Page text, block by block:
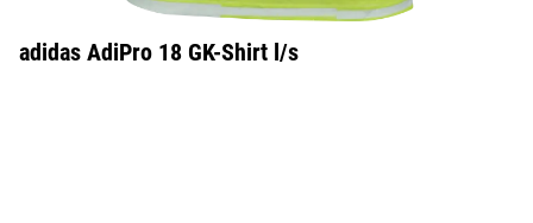
adidas AdiPro 18 GK-Shirt l/s